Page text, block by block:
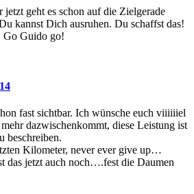
geht es schon auf die Zielgerade
kannst Dich ausruhen. Du schaffst das!
Go Guido go!
fast sichtbar. Ich wünsche euch viiiiiiel
dazwischenkommt, diese Leistung ist
beschreiben.
Kilometer, never ever give up…
das jetzt auch noch….fest die Daumen